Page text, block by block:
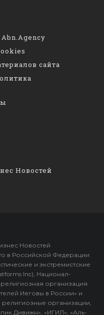
сайта
Новостей
Новостей
в Российской Федерации
и экстремистские
Inc), Национал-
религиозная организация
Иеговы в России» и
религиозные организации,
Дивижн», «ИГИЛ», «Аль-